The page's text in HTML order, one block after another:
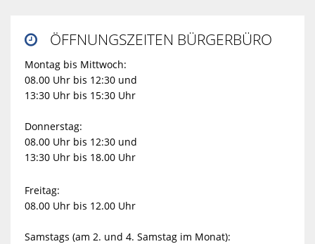
 ÖFFNUNGSZEITEN BÜRGERBÜRO
Montag bis Mittwoch:
08.00 Uhr bis 12:30 und
13:30 Uhr bis 15:30 Uhr
Donnerstag:
08.00 Uhr bis 12:30 und
13:30 Uhr bis 18.00 Uhr
Freitag:
08.00 Uhr bis 12.00 Uhr
Samstags (am 2. und 4. Samstag im Monat):